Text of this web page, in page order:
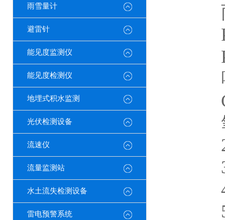
雨雪量计
避雷针
能见度监测仪
能见度检测仪
地埋式积水监测
光伏检测设备
流速仪
流量监测站
水土流失检测设备
雷电预警系统
雨
噪
氧
2.
3.
4.
5.